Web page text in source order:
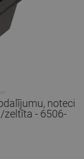
noteci
zeltīta - 6506-